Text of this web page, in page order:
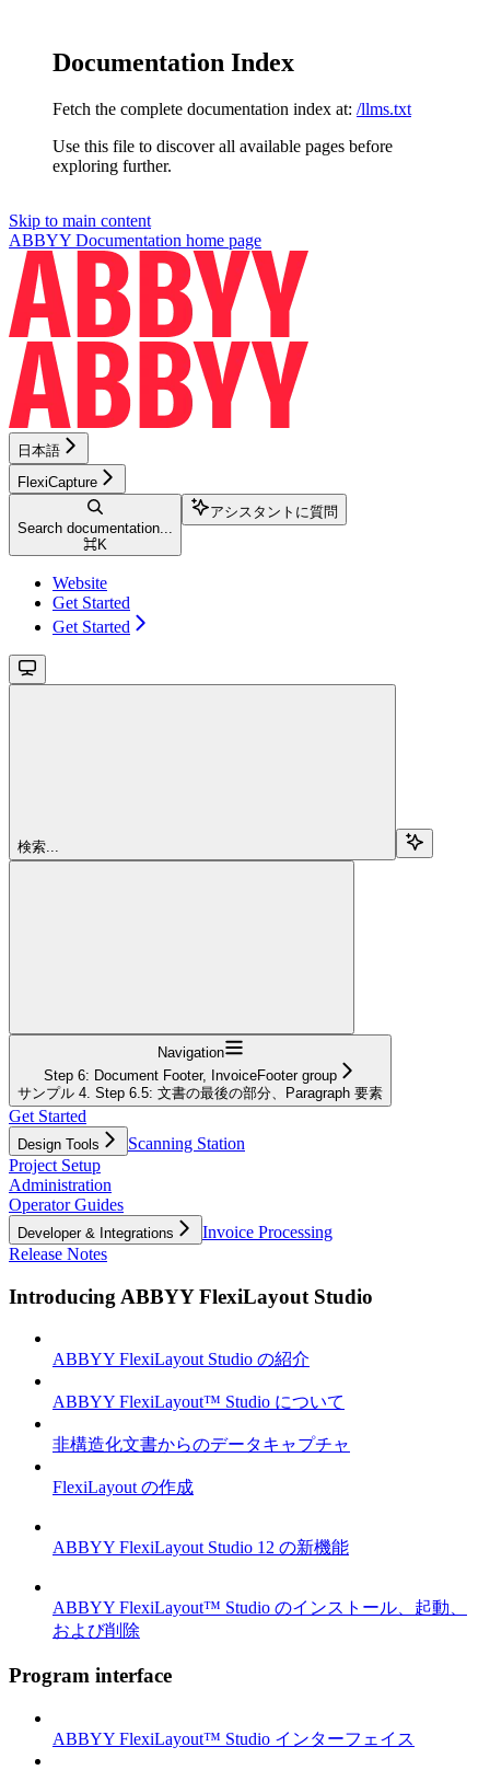
Documentation Index
Fetch the complete documentation index at: /llms.txt
Use this file to discover all available pages before
exploring further.
Skip to main content
ABBYY Documentation home page
日本語
FlexiCapture
Search documentation...
⌘K
アシスタントに質問
Website
Get Started
Get Started
検索...
Navigation
Step 6: Document Footer, InvoiceFooter group
サンプル 4. Step 6.5: 文書の最後の部分、Paragraph 要素
Get Started
Design Tools
Scanning Station
Project Setup
Administration
Operator Guides
Developer & Integrations
Invoice Processing
Release Notes
Introducing ABBYY FlexiLayout Studio
ABBYY FlexiLayout Studio の紹介
ABBYY FlexiLayout™ Studio について
非構造化文書からのデータキャプチャ
FlexiLayout の作成
ABBYY FlexiLayout Studio 12 の新機能
ABBYY FlexiLayout™ Studio のインストール、起動、
および削除
Program interface
ABBYY FlexiLayout™ Studio インターフェイス